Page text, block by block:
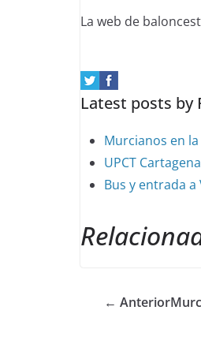
La web de
Latest posts by
Murcianos en
UPCT
Bus y entrada
← Anterior